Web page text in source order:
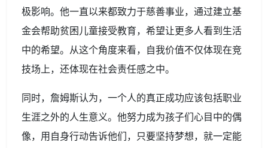
极影响。他一直以来都致力于慈善事业，通过建立基
金会帮助贫困儿童接受教育，希望让更多人看到生活
中的希望。从这个角度来看，自我价值不仅体现在竞
技场上，还体现在社会责任感之中。
同时，詹姆斯认为，一个人的真正成功应该包括职业
生涯之外的人生意义。他努力成为孩子们心目中的偶
像，用自身行动告诉他们，只要坚持梦想，就一定能